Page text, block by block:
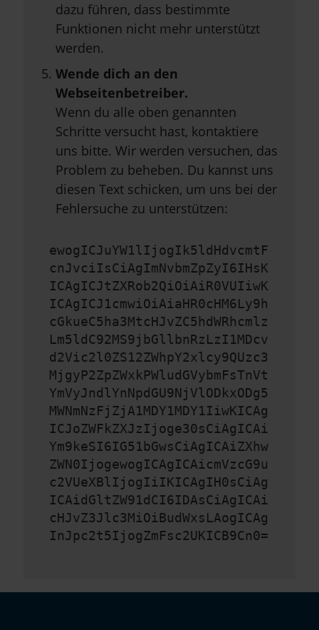
dazu führen, dass bestimmte
Funktionen nicht mehr unterstützt
werden.
Wende dich an den
Webseitenbetreiber.
Wenn du alle oben genannten
Schritte versucht hast, kontaktiere
uns bitte. Wir werden versuchen, das
Problem zu beheben. Du kannst uns
diesen Text schicken, um uns bei der
Fehlersuche zu unterstützen:
ewogICJuYW1lIjogIk5ldHdvcmtF
cnJvciIsCiAgImNvbmZpZyI6IHsK
ICAgICJtZXRob2QiOiAiR0VUIiwK
ICAgICJ1cmwiOiAiaHR0cHM6Ly9h
cGkueC5ha3MtcHJvZC5hdWRhcmlz
Lm5ldC92MS9jbGllbnRzLzI1MDcv
d2Vic2l0ZS12ZWhpY2xlcy9QUzc3
MjgyP2ZpZWxkPWludGVybmFsTnVt
YmVyJndlYnNpdGU9NjVlODkxODg5
MWNmNzFjZjA1MDY1MDY1IiwKICAg
ICJoZWFkZXJzIjoge30sCiAgICAi
Ym9keSI6IG51bGwsCiAgICAiZXhw
ZWN0IjogewogICAgICAicmVzcG9u
c2VUeXBlIjogIiIKICAgIH0sCiAg
ICAidGltZW91dCI6IDAsCiAgICAi
cHJvZ3Jlc3MiOiBudWxsLAogICAg
InJpc2t5IjogZmFsc2UKICB9Cn0=